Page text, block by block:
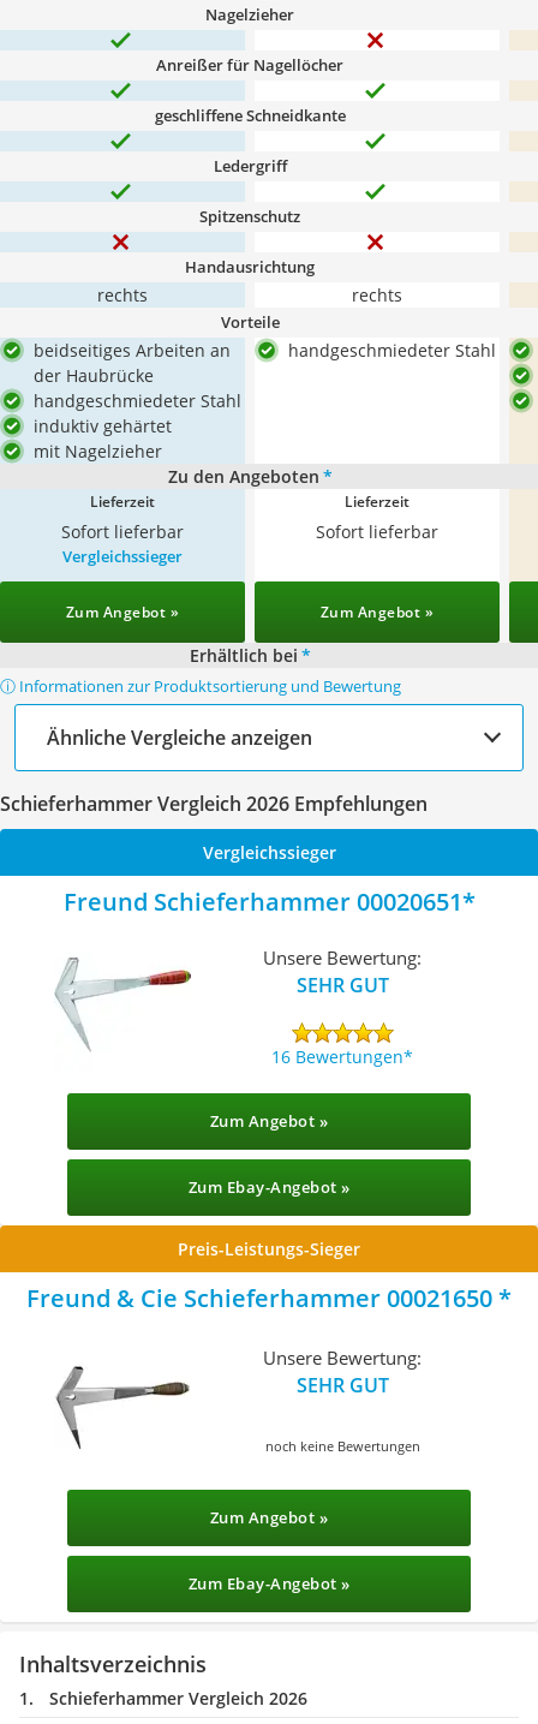
Nagelzieher
Anreißer für Nagellöcher
geschliffene Schneidkante
Ledergriff
Spitzenschutz
Handausrichtung
rechts rechts
Vorteile
beidseitiges Arbeiten an
der Haubrücke
handgeschmiedeter Stahl
induktiv gehärtet
mit Nagelzieher
handgeschmiedeter Stahl
Zu den Angeboten *
Lieferzeit
Sofort lieferbar
Lieferzeit
Sofort lieferbar
Vergleichssieger
Zum Angebot » Zum Angebot »
Erhältlich bei *
ⓘ Informationen zur Produktsortierung und Bewertung
Ähnliche Vergleiche anzeigen
Schieferhammer Vergleich 2026 Empfehlungen
Vergleichssieger
Freund Schieferhammer 00020651
Unsere Bewertung:
SEHR GUT
16 Bewertungen
Zum Angebot »
Zum Ebay-Angebot »
Preis-Leistungs-Sieger
Freund & Cie Schieferhammer 00021650
Unsere Bewertung:
SEHR GUT
noch keine Bewertungen
Zum Angebot »
Zum Ebay-Angebot »
Inhaltsverzeichnis
Schieferhammer Vergleich 2026